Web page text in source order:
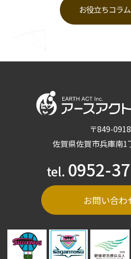
お役立ちコラム
〒849-0918
佐賀県佐賀市兵庫南1
tel. 0952-
お問い合わ